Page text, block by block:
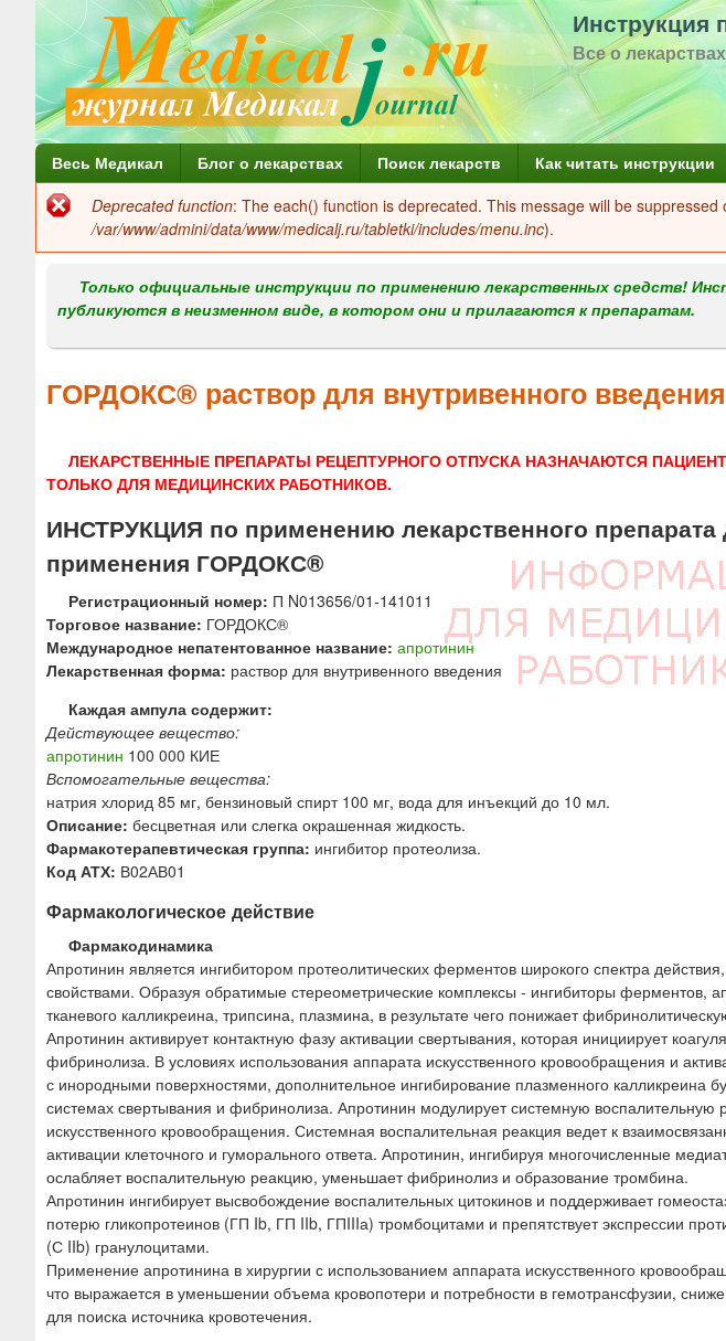
Перейти
к
Инструкция
Все о
Г
л
н
м
н
Весь Медикал Блог о лекарствах Поиск лекарств Как читать инструкции
Сообщение
об
ошибке
Deprecated function: The each() function is deprecated. This message will be
/var/www/admini/data/www/medicalj.ru/tabletki/includes/menu.inc).
Только официальные инструкции по применению лекарственных средств!
публикуются в неизменном виде, в котором они и прилагаются к препаратам.
ГОРДОКС® раствор для внутривенного введения
ЛЕКАРСТВЕННЫЕ ПРЕПАРАТЫ РЕЦЕПТУРНОГО ОТПУСКА НАЗНАЧАЮТСЯ
ТОЛЬКО ДЛЯ МЕДИЦИНСКИХ РАБОТНИКОВ.
ИНСТРУКЦИЯ по применению лекарственного препарата
применения ГОРДОКС®
Регистрационный номер: П N013656/01-141011
Торговое название: ГОРДОКС®
Международное непатентованное название: апротинин
Лекарственная форма: раствор для внутривенного введения
Каждая ампула содержит:
Действующее вещество:
апротинин 100 000 КИЕ
Вспомогательные вещества:
натрия хлорид 85 мг, бензиновый спирт 100 мг, вода для инъекций до 10 мл.
Описание: бесцветная или слегка окрашенная жидкость.
Фармакотерапевтическая группа: ингибитор протеолиза.
Код АТХ: В02АВ01
Фармакологическое действие
Фармакодинамика
Апротинин является ингибитором протеолитических ферментов широкого спектра
свойствами. Образуя обратимые стереометрические комплексы - ингибиторы ферментов,
тканевого калликреина, трипсина, плазмина, в результате чего понижает
Апротинин активирует контактную фазу активации свертывания, которая инициирует
фибринолиза. В условиях использования аппарата искусственного кровообращения и
с инородными поверхностями, дополнительное ингибирование плазменного калликреина
системах свертывания и фибринолиза. Апротинин модулирует системную
искусственного кровообращения. Системная воспалительная реакция ведет к
активации клеточного и гуморального ответа. Апротинин, ингибируя многочисленные
ослабляет воспалительную реакцию, уменьшает фибринолиз и образование тромбина.
Апротинин ингибирует высвобождение воспалительных цитокинов и поддерживает
потерю гликопротеинов (ГП Ib, ГП IIb, ГПIIIа) тромбоцитами и препятствует экспрессии
(С IIb) гранулоцитами.
Применение апротинина в хирургии с использованием аппарата искусственного
что выражается в уменьшении объема кровопотери и потребности в гемотрансфузии,
для поиска источника кровотечения.